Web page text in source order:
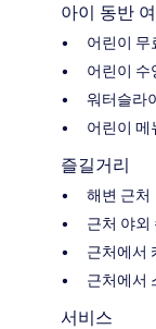
아이 동반
어린이 무
어린이 수
워터슬라
어린이 메
즐길거리
해변 근처
근처 야외
근처에서
근처에서
서비스